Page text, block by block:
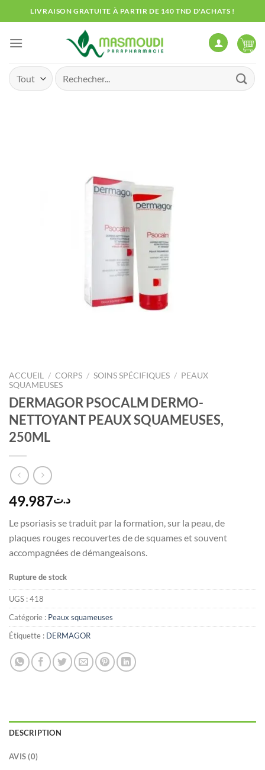
au
contenu
LIVRAISON GRATUITE À PARTIR DE 140 TND D'ACHATS !
Recherche
pour :
ACCUEIL / CORPS / SOINS SPÉCIFIQUES / PEAUX
SQUAMEUSES
DERMAGOR PSOCALM DERMO-
NETTOYANT PEAUX SQUAMEUSES,
250ML
د.ت49.987
Le psoriasis se traduit par la formation, sur la peau, de
plaques rouges recouvertes de de squames et souvent
accompagnées de démangeaisons.
Rupture de stock
UGS :418
Catégorie : Peaux squameuses
Étiquette : DERMAGOR
DESCRIPTION
AVIS (0)